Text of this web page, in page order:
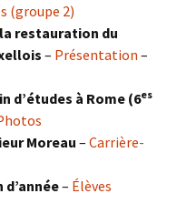
(groupe 2)
restauration du
– Présentation –
d’études à Rome (6es
Moreau – Carrière-
– Élèves